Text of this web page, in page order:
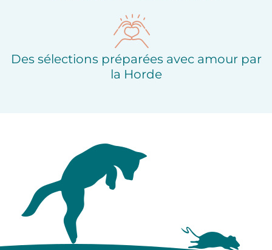
Des sélections préparées avec amour par
la Horde